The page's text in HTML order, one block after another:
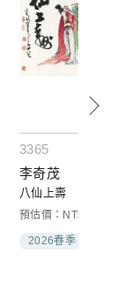
3365
李奇茂
八仙上壽
預估價：NT$
2026春季